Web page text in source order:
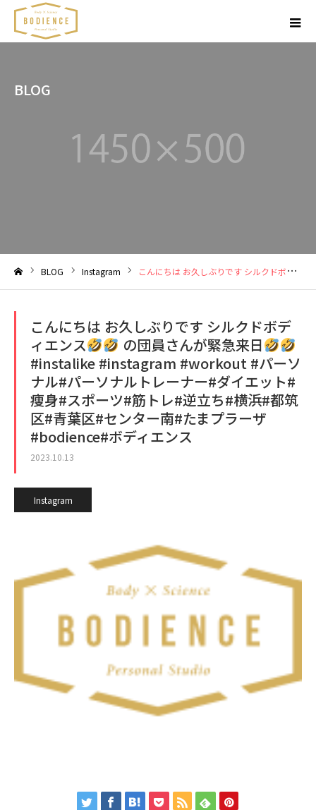
BLOG
BLOG Instagram こんにちは お久しぶりです︎ シルクドボディエンス
こんにちは お久しぶりです︎ シルクドボデ
ィエンス
の団員さんが緊急来日
#instalike #instagram #workout #パーソ
ナル#パーソナルトレーナー#ダイエット#
痩身#スポーツ#筋トレ#逆立ち#横浜#都筑
区#青葉区#センター南#たまプラーザ
#bodience#ボディエンス
2023.10.13
Instagram